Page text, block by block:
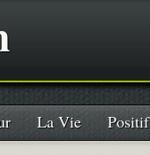
La Vie Positif